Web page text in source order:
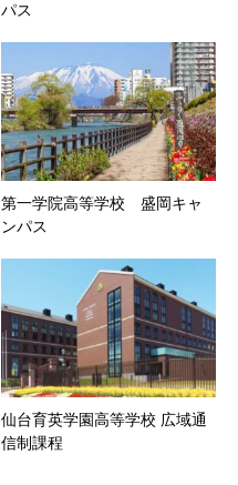
パス
第一学院高等学校 盛岡キャ
ンパス
仙台育英学園高等学校 広域通
信制課程